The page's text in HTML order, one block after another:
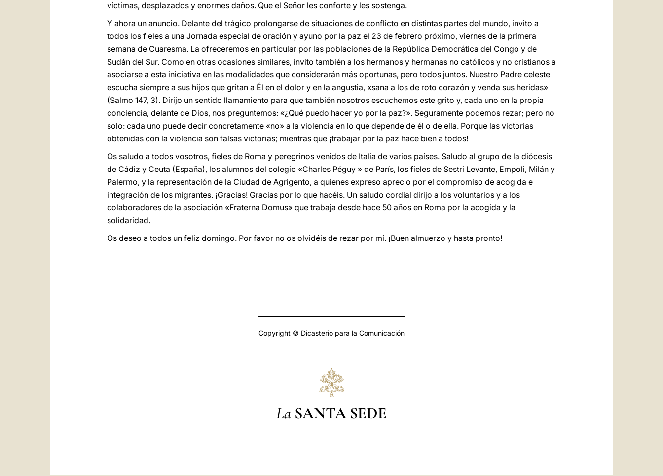
víctimas, desplazados y enormes daños. Que el Señor les conforte y les sostenga.
Y ahora un anuncio. Delante del trágico prolongarse de situaciones de conflicto en distintas partes del mundo, invito a
todos los fieles a una Jornada especial de oración y ayuno por la paz el 23 de febrero próximo, viernes de la primera
semana de Cuaresma. La ofreceremos en particular por las poblaciones de la República Democrática del Congo y de
Sudán del Sur. Como en otras ocasiones similares, invito también a los hermanos y hermanas no católicos y no cristianos a
asociarse a esta iniciativa en las modalidades que considerarán más oportunas, pero todos juntos. Nuestro Padre celeste
escucha siempre a sus hijos que gritan a Él en el dolor y en la angustia, «sana a los de roto corazón y venda sus heridas»
(Salmo 147, 3). Dirijo un sentido llamamiento para que también nosotros escuchemos este grito y, cada uno en la propia
conciencia, delante de Dios, nos preguntemos: «¿Qué puedo hacer yo por la paz?». Seguramente podemos rezar; pero no
solo: cada uno puede decir concretamente «no» a la violencia en lo que depende de él o de ella. Porque las victorias
obtenidas con la violencia son falsas victorias; mientras que ¡trabajar por la paz hace bien a todos!
Os saludo a todos vosotros, fieles de Roma y peregrinos venidos de Italia de varios países. Saludo al grupo de la diócesis
de Cádiz y Ceuta (España), los alumnos del colegio «Charles Péguy » de París, los fieles de Sestri Levante, Empoli, Milán y
Palermo, y la representación de la Ciudad de Agrigento, a quienes expreso aprecio por el compromiso de acogida e
integración de los migrantes. ¡Gracias! Gracias por lo que hacéis. Un saludo cordial dirijo a los voluntarios y a los
colaboradores de la asociación «Fraterna Domus» que trabaja desde hace 50 años en Roma por la acogida y la
solidaridad.
Os deseo a todos un feliz domingo. Por favor no os olvidéis de rezar por mí. ¡Buen almuerzo y hasta pronto!
Copyright © Dicasterio para la Comunicación
La SANTA SEDE